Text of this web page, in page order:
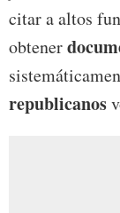
citar a altos
obtener
republicanos